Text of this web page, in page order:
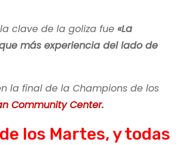
clave de la goliza fue «La
más experiencia del lado de
la final de la Champions de los
Community Center.
los Martes, y todas